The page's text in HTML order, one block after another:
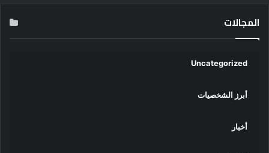
المجالات
Uncategorized
أبرز الشخصيات
أخبار